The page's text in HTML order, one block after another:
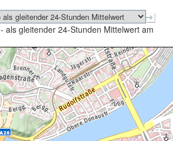
- als gleitender 24-Stunden Mittelwert am